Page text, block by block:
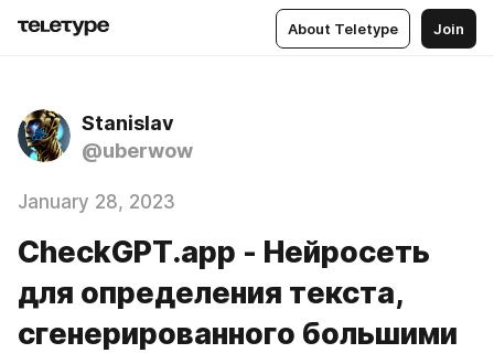
About Teletype Join
Stanislav
@uberwow
January 28, 2023
CheckGPT.app - Нейросеть
для определения текста,
сгенерированного большими